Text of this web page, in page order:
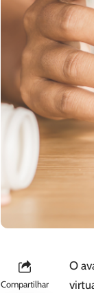
Compartilhar
O